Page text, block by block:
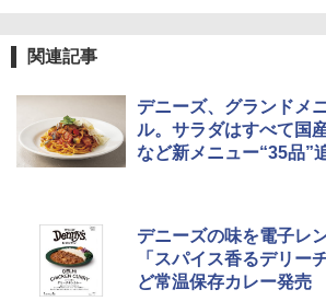
TOSHIBA(東芝) ス
ジ 石窯ドーム ER-
0℃ 1段調理 フラット
ジ 赤外線センサー
￥34,266
関連記事
デニーズ、グランドメ
ル。サラダはすべて国
など新メニュー“35品”
デニーズの味を電子レ
「スパイス香るデリー
ど常温保存カレー発売